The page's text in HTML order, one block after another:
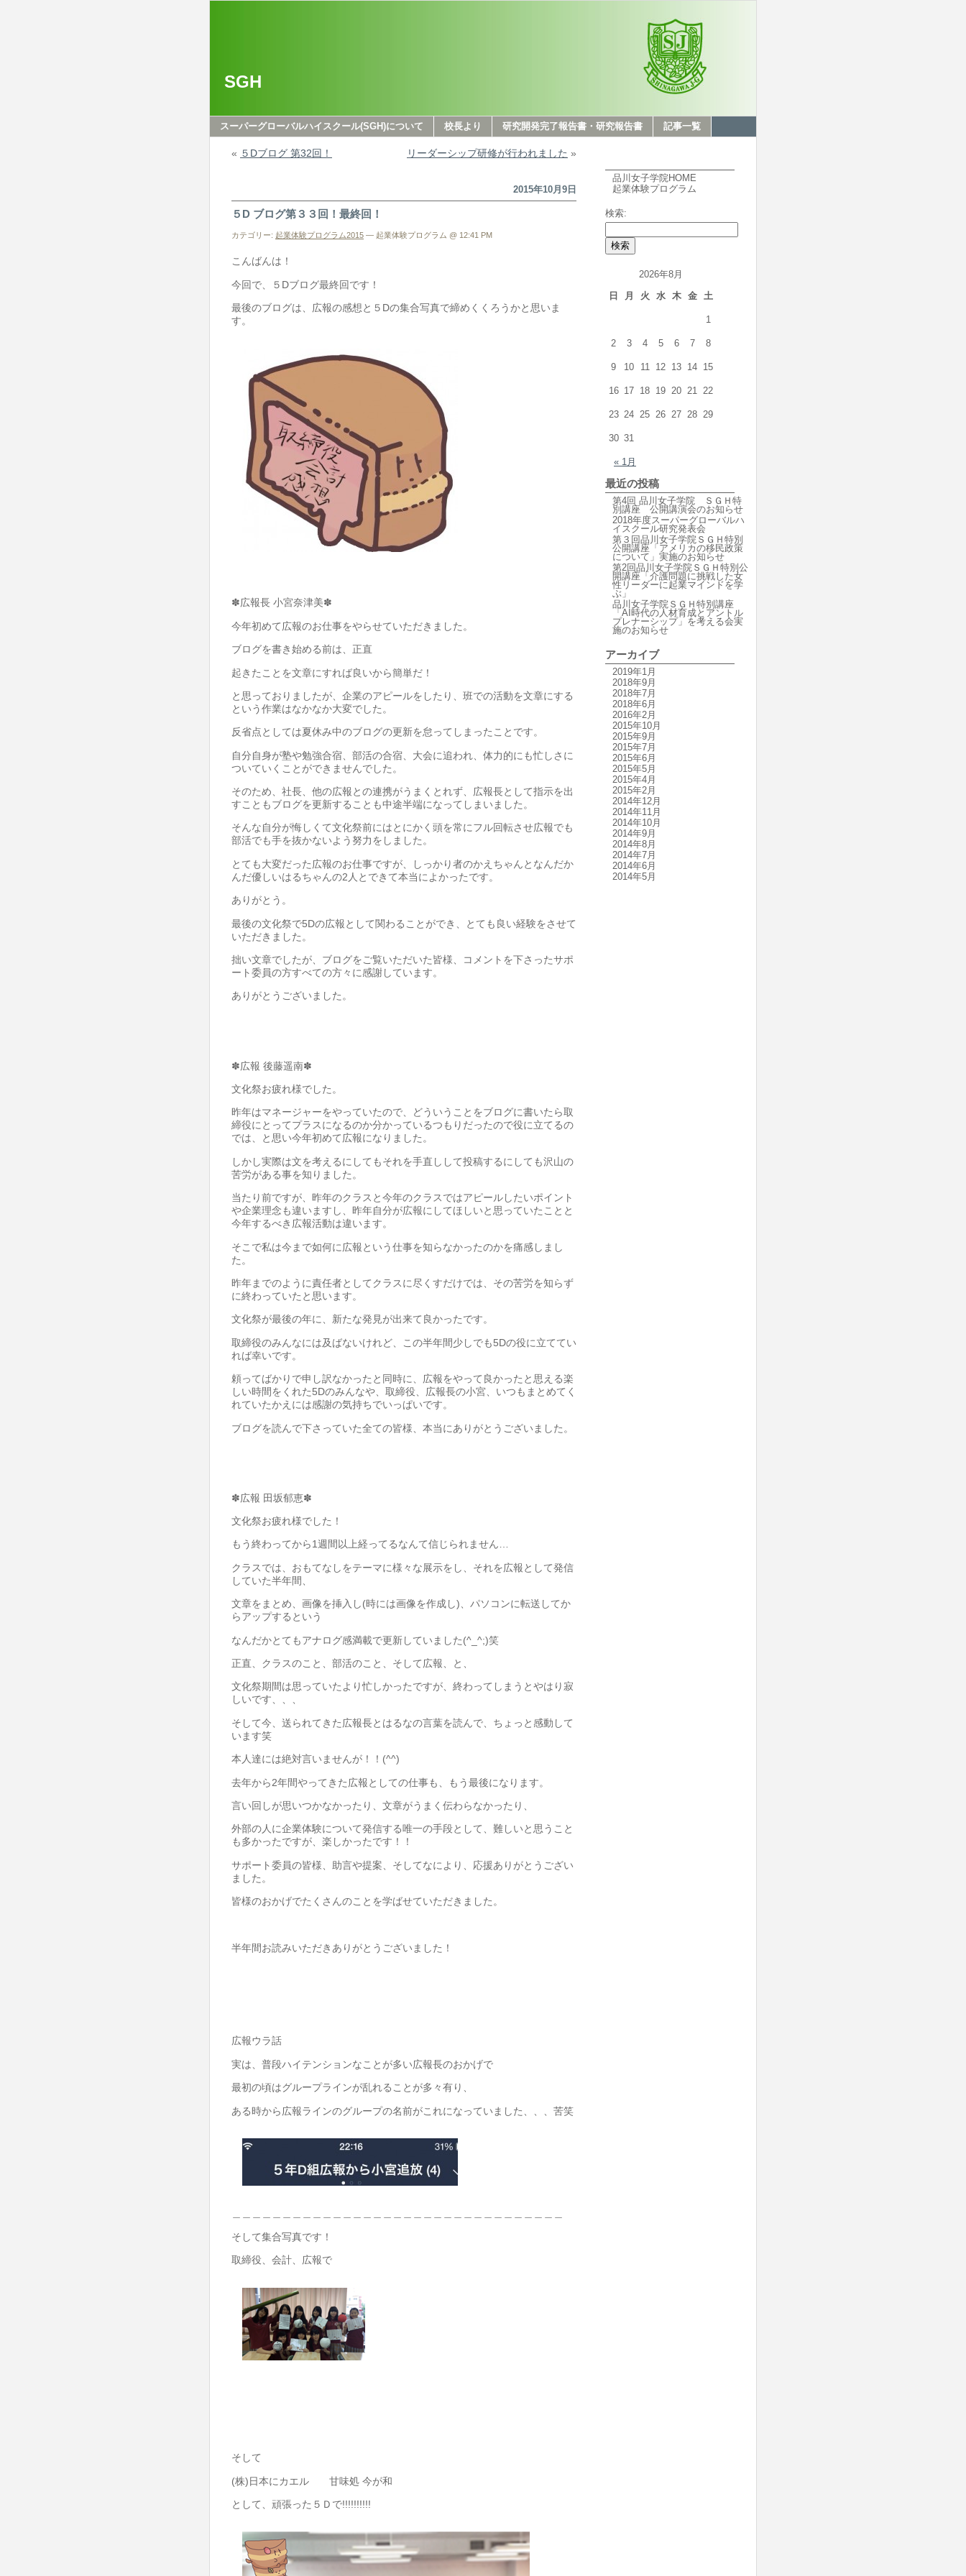
SGH
スーパーグローバルハイスクール(SGH)について 校長より 研究開発完了報告書・研究報告書 記事一覧
« ５Dブログ 第32回！ リーダーシップ研修が行われました »
2015年10月9日
５D ブログ第３３回！最終回！
カテゴリー: 起業体験プログラム2015 — 起業体験プログラム @ 12:41 PM
こんばんは！
今回で、５Dブログ最終回です！
最後のブログは、広報の感想と５Dの集合写真で締めくくろうかと思いま
す。
✽広報長 小宮奈津美✽
今年初めて広報のお仕事をやらせていただきました。
ブログを書き始める前は、正直
起きたことを文章にすれば良いから簡単だ！
と思っておりましたが、企業のアピールをしたり、班での活動を文章にする
という作業はなかなか大変でした。
反省点としては夏休み中のブログの更新を怠ってしまったことです。
自分自身が塾や勉強合宿、部活の合宿、大会に追われ、体力的にも忙しさに
ついていくことができませんでした。
そのため、社長、他の広報との連携がうまくとれず、広報長として指示を出
すこともブログを更新することも中途半端になってしまいました。
そんな自分が悔しくて文化祭前にはとにかく頭を常にフル回転させ広報でも
部活でも手を抜かないよう努力をしました。
とても大変だった広報のお仕事ですが、しっかり者のかえちゃんとなんだか
んだ優しいはるちゃんの2人とできて本当によかったです。
ありがとう。
最後の文化祭で5Dの広報として関わることができ、とても良い経験をさせて
いただきました。
拙い文章でしたが、ブログをご覧いただいた皆様、コメントを下さったサポ
ート委員の方すべての方々に感謝しています。
ありがとうございました。
✽広報 後藤遥南✽
文化祭お疲れ様でした。
昨年はマネージャーをやっていたので、どういうことをブログに書いたら取
締役にとってプラスになるのか分かっているつもりだったので役に立てるの
では、と思い今年初めて広報になりました。
しかし実際は文を考えるにしてもそれを手直しして投稿するにしても沢山の
苦労がある事を知りました。
当たり前ですが、昨年のクラスと今年のクラスではアピールしたいポイント
や企業理念も違いますし、昨年自分が広報にしてほしいと思っていたことと
今年するべき広報活動は違います。
そこで私は今まで如何に広報という仕事を知らなかったのかを痛感しまし
た。
昨年までのように責任者としてクラスに尽くすだけでは、その苦労を知らず
に終わっていたと思います。
文化祭が最後の年に、新たな発見が出来て良かったです。
取締役のみんなには及ばないけれど、この半年間少しでも5Dの役に立ててい
れば幸いです。
頼ってばかりで申し訳なかったと同時に、広報をやって良かったと思える楽
しい時間をくれた5Dのみんなや、取締役、広報長の小宮、いつもまとめてく
れていたかえには感謝の気持ちでいっぱいです。
ブログを読んで下さっていた全ての皆様、本当にありがとうございました。
✽広報 田坂郁恵✽
文化祭お疲れ様でした！
もう終わってから1週間以上経ってるなんて信じられません…
クラスでは、おもてなしをテーマに様々な展示をし、それを広報として発信
していた半年間、
文章をまとめ、画像を挿入し(時には画像を作成し)、パソコンに転送してか
らアップするという
なんだかとてもアナログ感満載で更新していました(^_^;)笑
正直、クラスのこと、部活のこと、そして広報、と、
文化祭期間は思っていたより忙しかったですが、終わってしまうとやはり寂
しいです、、、
そして今、送られてきた広報長とはるなの言葉を読んで、ちょっと感動して
います笑
本人達には絶対言いませんが！！(^^)
去年から2年間やってきた広報としての仕事も、もう最後になります。
言い回しが思いつかなかったり、文章がうまく伝わらなかったり、
外部の人に企業体験について発信する唯一の手段として、難しいと思うこと
も多かったですが、楽しかったです！！
サポート委員の皆様、助言や提案、そしてなにより、応援ありがとうござい
ました。
皆様のおかげでたくさんのことを学ばせていただきました。
半年間お読みいただきありがとうございました！
広報ウラ話
実は、普段ハイテンションなことが多い広報長のおかげで
最初の頃はグループラインが乱れることが多々有り、
ある時から広報ラインのグループの名前がこれになっていました、、、苦笑
そして集合写真です！
取締役、会計、広報で
そして
(株)日本にカエル 甘味処 今が和
として、頑張った５Ｄで!!!!!!!!!!
品川女子学院HOME
起業体験プログラム
検索:
2026年8月
日
月 火 水 木 金 土
« 1月
1
2 3 4 5 6 7 8
9 10 11 12 13 14 15
16 17 18 19 20 21 22
23 24 25 26 27 28 29
30 31
最近の投稿
第4回 品川女子学院 ＳＧＨ特
別講座 公開講演会のお知らせ
2018年度スーパーグローバルハ
イスクール研究発表会
第３回品川女子学院ＳＧＨ特別
公開講座「アメリカの移民政策
について」実施のお知らせ
第2回品川女子学院ＳＧＨ特別公
開講座「介護問題に挑戦した女
性リーダーに起業マインドを学
ぶ」
品川女子学院ＳＧＨ特別講座
「AI時代の人材育成とアントル
プレナーシップ」を考える会実
施のお知らせ
アーカイブ
2019年1月
2018年9月
2018年7月
2018年6月
2016年2月
2015年10月
2015年9月
2015年7月
2015年6月
2015年5月
2015年4月
2015年2月
2014年12月
2014年11月
2014年10月
2014年9月
2014年8月
2014年7月
2014年6月
2014年5月